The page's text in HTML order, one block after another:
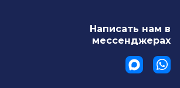
Написать нам в
мессенджерах